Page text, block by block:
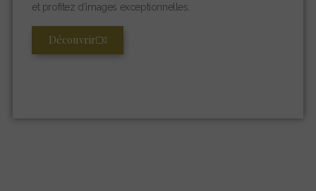
et profitez d’images exceptionnelles.
Découvrir